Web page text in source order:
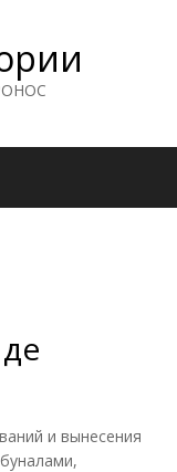
и вынесения